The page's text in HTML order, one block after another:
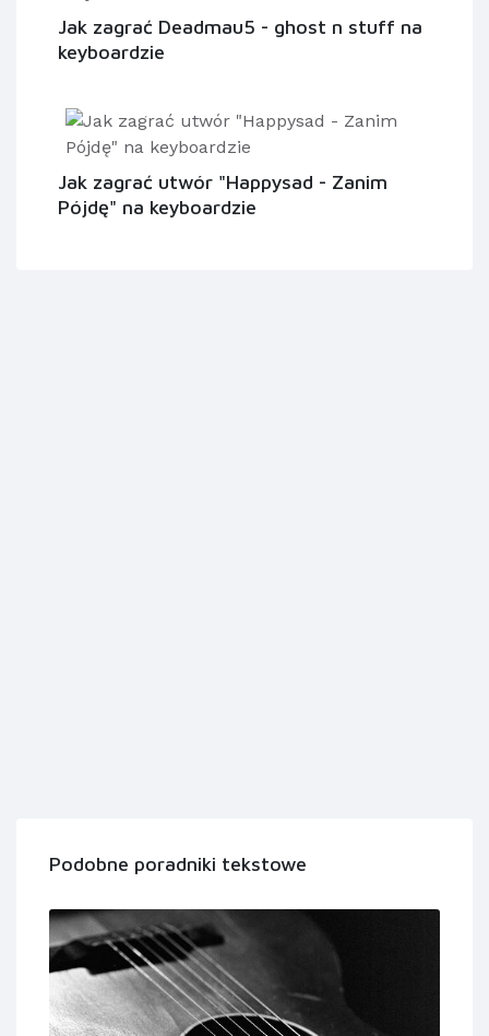
Jak zagrać Deadmau5 - ghost n stuff na
keyboardzie
Jak zagrać utwór "Happysad - Zanim
Pójdę" na keyboardzie
Podobne poradniki tekstowe